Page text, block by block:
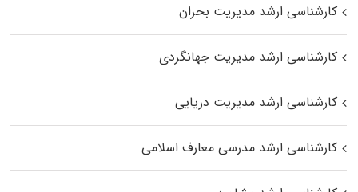
کارشناسی ارشد مدیریت بحران
کارشناسی ارشد مدیریت جهانگردی
کارشناسی ارشد مدیریت دریایی
کارشناسی ارشد مدرسی معارف اسلامی